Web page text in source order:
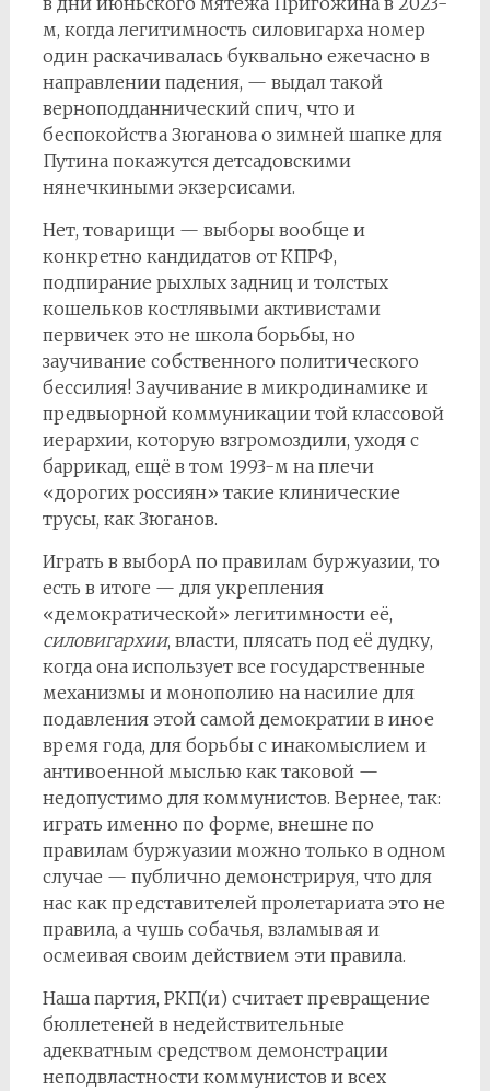
м, когда легитимность силовигарха номер
один раскачивалась буквально ежечасно в
направлении падения, — выдал такой
верноподданнический спич, что и
беспокойства Зюганова о зимней шапке для
Путина покажутся детсадовскими
нянечкиными экзерсисами.
Нет, товарищи — выборы вообще и
конкретно кандидатов от КПРФ,
подпирание рыхлых задниц и толстых
кошельков костлявыми активистами
первичек это не школа борьбы, но
заучивание собственного политического
бессилия! Заучивание в микродинамике и
предвыорной коммуникации той классовой
иерархии, которую взгромоздили, уходя с
баррикад, ещё в том 1993-м на плечи
«дорогих россиян» такие клинические
трусы, как Зюганов.
Играть в выборА по правилам буржуазии, то
есть в итоге — для укрепления
«демократической» легитимности её,
силовигархии, власти, плясать под её дудку,
когда она использует все государственные
механизмы и монополию на насилие для
подавления этой самой демократии в иное
время года, для борьбы с инакомыслием и
антивоенной мыслью как таковой —
недопустимо для коммунистов. Вернее, так:
играть именно по форме, внешне по
правилам буржуазии можно только в одном
случае — публично демонстрируя, что для
нас как представителей пролетариата это не
правила, а чушь собачья, взламывая и
осмеивая своим действием эти правила.
Наша партия, РКП(и) считает превращение
бюллетеней в недействительные
адекватным средством демонстрации
неподвластности коммунистов и всех